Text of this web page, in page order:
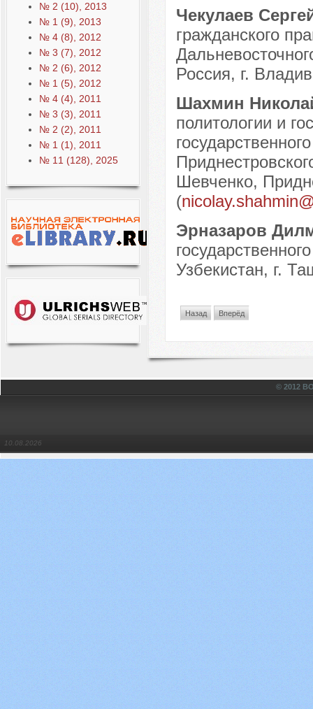
№ 2 (10), 2013
№ 1 (9), 2013
№ 4 (8), 2012
№ 3 (7), 2012
№ 2 (6), 2012
№ 1 (5), 2012
№ 4 (4), 2011
№ 3 (3), 2011
№ 2 (2), 2011
№ 1 (1), 2011
№ 11 (128), 2025
Чекулаев
гражданского
Россия, г.
Шахмин
политологии и
Шевченко,
(
Эрназаров
Узбекистан, г.
Назад Вперёд
© 2012
10.08.2026